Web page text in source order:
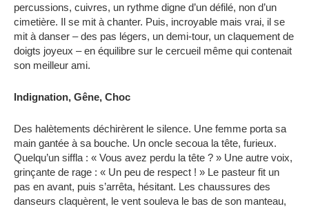
percussions, cuivres, un rythme digne d’un défilé, non d’un
cimetière. Il se mit à chanter. Puis, incroyable mais vrai, il se
mit à danser – des pas légers, un demi-tour, un claquement de
doigts joyeux – en équilibre sur le cercueil même qui contenait
son meilleur ami.
Indignation, Gêne, Choc
Des halètements déchirèrent le silence. Une femme porta sa
main gantée à sa bouche. Un oncle secoua la tête, furieux.
Quelqu’un siffla : « Vous avez perdu la tête ? » Une autre voix,
grinçante de rage : « Un peu de respect ! » Le pasteur fit un
pas en avant, puis s’arrêta, hésitant. Les chaussures des
danseurs claquèrent, le vent souleva le bas de son manteau,